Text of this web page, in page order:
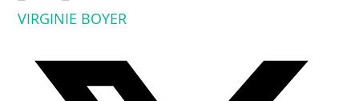
VIRGINIE BOYER